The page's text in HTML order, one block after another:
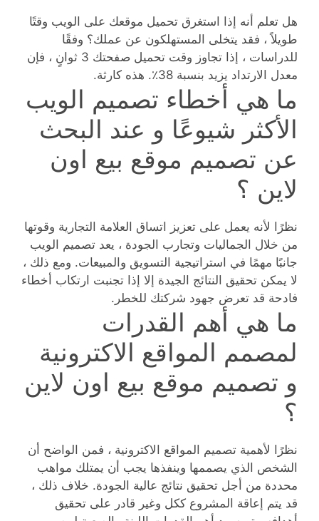
هل تعلم أنه إذا استغرق تحميل موقعك على الويب وقتًا
طويلاً ، فقد يتخلى المستهلكون عن عملك؟ وفقًا
للدراسات ، إذا تجاوز وقت تحميل صفحتك 3 ثوانٍ ، فإن
معدل الارتداد يزيد بنسبة 38٪. هذه كارثة.
ما هي أخطاء تصميم الويب
الأكثر شيوعًا و عند البحث
عن تصميم موقع بيع اون
لاين ؟
نظرًا لأنه يعمل على تعزيز اتساق العلامة التجارية وقوتها
من خلال الجماليات وتجارب الجودة ، يعد تصميم الويب
جانبًا مهمًا في استراتيجية التسويق والمبيعات. ومع ذلك ،
لا يمكن تحقيق النتائج الجيدة إلا إذا تجنبت ارتكاب أخطاء
فادحة قد تعرض جهود شركتك للخطر.
ما هي أهم القدرات
لمصمم المواقع الاكترونية
و تصميم موقع بيع اون لاين
؟
نظرًا لأهمية تصميم المواقع الاكترونية ، فمن الواضح أن
الشخص الذي يصممها وينفذها يجب أن يمتلك مواهب
محددة من أجل تحقيق نتائج عالية الجودة. خلاف ذلك ،
قد يتم إعاقة المشروع ككل وغير قادر على تحقيق